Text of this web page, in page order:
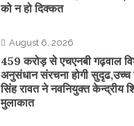
को न हो दिक्कत
August 6, 2026
459 करोड़ से एचएनबी गढ़वाल
अनुसंधान संरचना होगी सुदृढ,उच्च
सिंह रावत ने नवनियुक्त केन्द्रीय
मुलाकात